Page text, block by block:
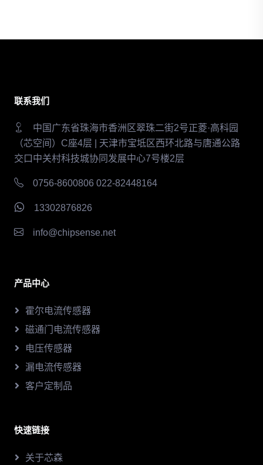
联系我们
中国广东省珠海市香洲区翠珠二街2号正菱·高科园
（芯空间）C座4层 | 天津市宝坻区西环北路与唐通公路
交口中关村科技城协同发展中心7号楼2层
0756-8600806 022-82448164
13302876826
info@chipsense.net
产品中心
霍尔电流传感器
磁通门电流传感器
电压传感器
漏电流传感器
客户定制品
快速链接
关于芯森